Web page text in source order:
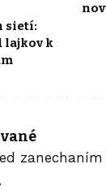
sietí:
lajkov k
.